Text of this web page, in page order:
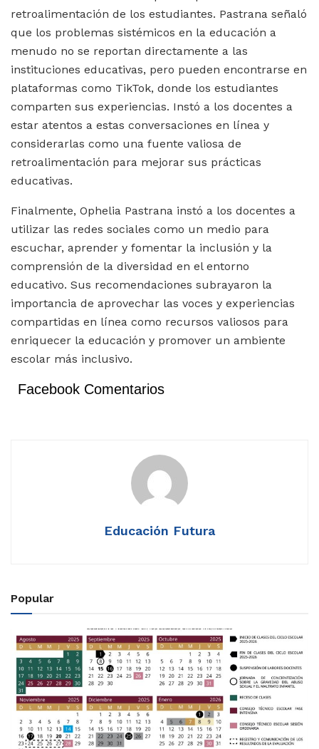
retroalimentación de los estudiantes. Pastrana señaló
que los problemas sistémicos en la educación a
menudo no se reportan directamente a las
instituciones educativas, pero pueden encontrarse en
plataformas como TikTok, donde los estudiantes
comparten sus experiencias. Instó a los docentes a
estar atentos a estas conversaciones en línea y
considerarlas como una fuente valiosa de
retroalimentación para mejorar sus prácticas
educativas.
Finalmente, Ophelia Pastrana instó a los docentes a
utilizar las redes sociales como un medio para
escuchar, aprender y fomentar la inclusión y la
comprensión de la diversidad en el entorno
educativo. Sus recomendaciones subrayaron la
importancia de aprovechar las voces y experiencias
compartidas en línea como recursos valiosos para
enriquecer la educación y promover un ambiente
escolar más inclusivo.
Facebook Comentarios
Educación Futura
Popular